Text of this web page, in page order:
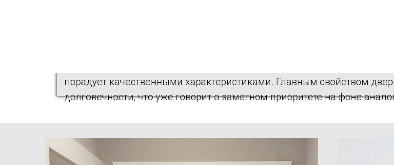
порадует качественными характеристиками. Главным свойством
долговечности, что уже говорит о заметном приоритете на фоне